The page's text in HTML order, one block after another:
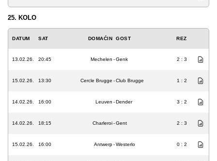
25. KOLO
DATUM SAT DOMAĆIN GOST REZ
13.02.26. 20:45 Mechelen -Genk 2 : 3
15.02.26. 13:30 Cercle Brugge -Club Brugge 1 : 2
14.02.26. 16:00 Leuven -Dender 3 : 2
14.02.26. 18:15 Charleroi-Gent 2 : 3
15.02.26. 16:00 Antwerp-Westerlo 0 : 2